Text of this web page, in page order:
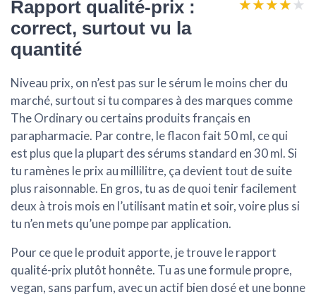
Rapport qualité-prix :
correct, surtout vu la
quantité
★★★★★
★★★★★
Niveau prix, on n’est pas sur le sérum le moins cher du
marché, surtout si tu compares à des marques comme
The Ordinary ou certains produits français en
parapharmacie. Par contre, leflacon fait 50 ml, ce qui
est plus que la plupart des sérums standard en 30 ml. Si
tu ramènes le prix au millilitre, ça devient tout de suite
plus raisonnable. En gros, tu as de quoi tenir facilement
deux à trois mois en l’utilisant matin et soir, voire plus si
tu n’en mets qu’une pompe par application.
Pour ce que le produit apporte, je trouve le rapport
qualité-prix plutôt honnête. Tu as une formule propre,
vegan, sans parfum, avec un actif bien dosé et une bonne